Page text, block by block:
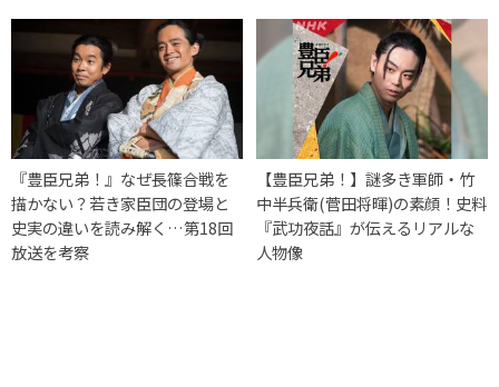
『豊臣兄弟！』なぜ長篠合戦を
描かない？若き家臣団の登場と
史実の違いを読み解く…第18回
放送を考察
【豊臣兄弟！】謎多き軍師・竹
中半兵衛(菅田将暉)の素顔！史料
『武功夜話』が伝えるリアルな
人物像